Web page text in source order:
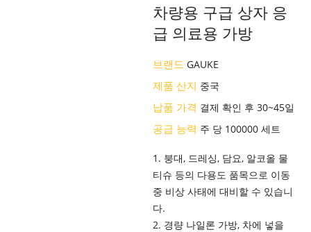
차량용 구급 상자 응
급 의료용 가방
브랜드 GAUKE
제품 산지 중국
납품 가격 결제 확인 후 30~45일
공급 능력 주 당 100000 세트
1. 붕대, 드레싱, 담요, 알코올 물
티슈 등의 다용도 품목으로 이동
중 비상 사태에 대비할 수 있습니
다.
2. 경량 나일론 가방, 차에 넣을